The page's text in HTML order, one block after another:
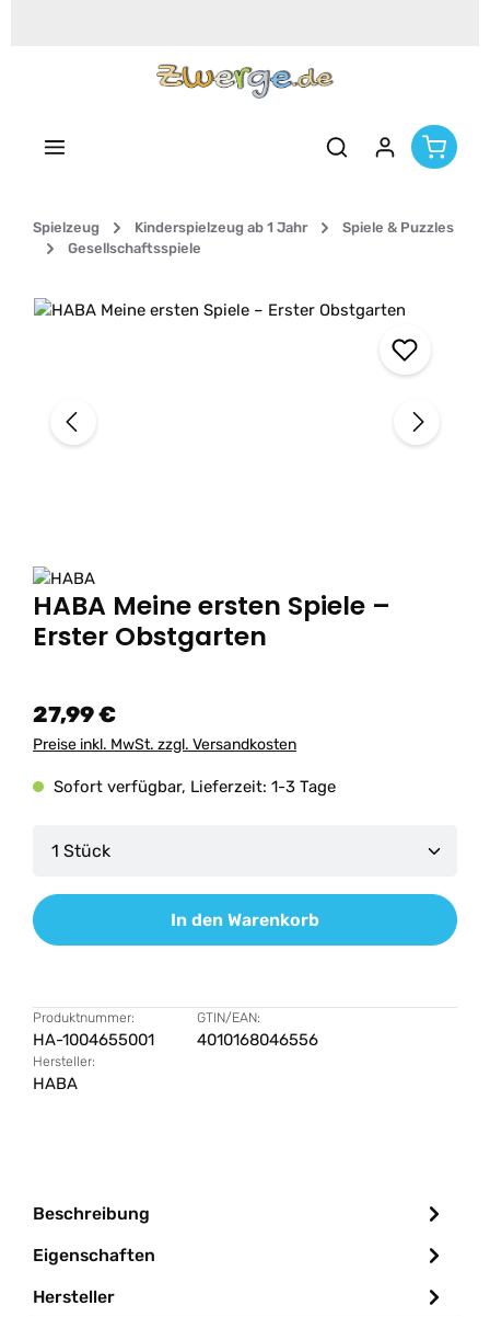
Spielzeug Kinderspielzeug ab 1 Jahr
Spiele & Puzzles
Gesellschaftsspiele
Bildergalerie überspringen
HABA Meine ersten Spiele –
Erster Obstgarten
27,99 €
Preise inkl. MwSt. zzgl. Versandkosten
Sofort verfügbar, Lieferzeit: 1-3 Tage
Produkt Anzahl: Gib den gewünschten Wert
In den Warenkorb
Produktnummer:
HA-1004655001
GTIN/EAN:
4010168046556
Hersteller:
HABA
Beschreibung
Eigenschaften
Hersteller